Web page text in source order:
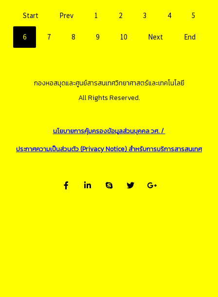
Start Prev 1 2 3 4 5
6 7 8 9 10 Next End
กองหอสมุดและศูนย์สารสนเทศวิทยาศาสตร์และเทคโนโลยี
All Rights Reserved.
นโยบายการคุ้มครองข้อมูลส่วนบุคคล วศ. /
ประกาศความเป็นส่วนตัว (Privacy Notice) สำหรับการบริการสารสนเทศ